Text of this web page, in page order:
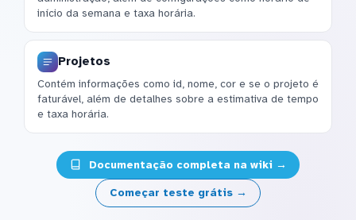
início da semana e taxa horária.
Projetos
Contém informações como id, nome, cor e se o projeto é
faturável, além de detalhes sobre a estimativa de tempo
e taxa horária.
Documentação completa na wiki →
Começar teste grátis →